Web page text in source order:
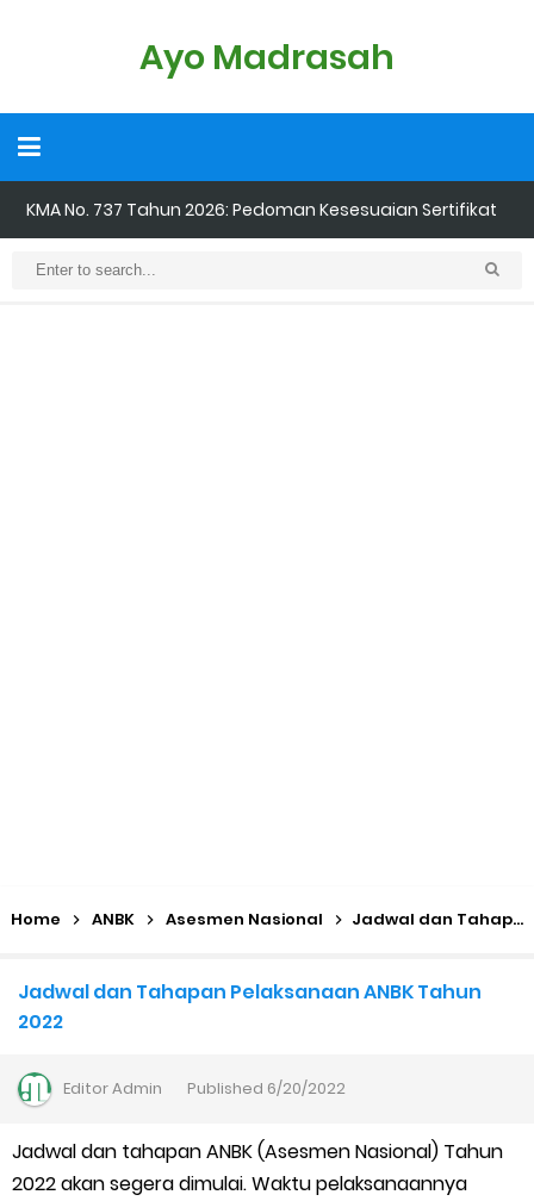
Ayo Madrasah
KMA No. 737 Tahun 2026: Pedoman Kesesuaian Sertifikat
Daftar Penerima PIP MI, MTs, dan MA Tahap I 2026
Kalender Pendidikan Madrasah 2026/2027 | Excel & PDF (Ditjen
Juknis Penerbitan Ijazah Madrasah Tahun 2026
Home ANBK Asesmen Nasional Jadwal dan Tahapan Pelaksanaan ANBK Tahun 2022
Jadwal dan Tahapan Pelaksanaan ANBK Tahun
2022
EditorAdmin Published 6/20/2022
Jadwal dan tahapan ANBK (Asesmen Nasional) Tahun
2022 akan segera dimulai. Waktu pelaksanaannya